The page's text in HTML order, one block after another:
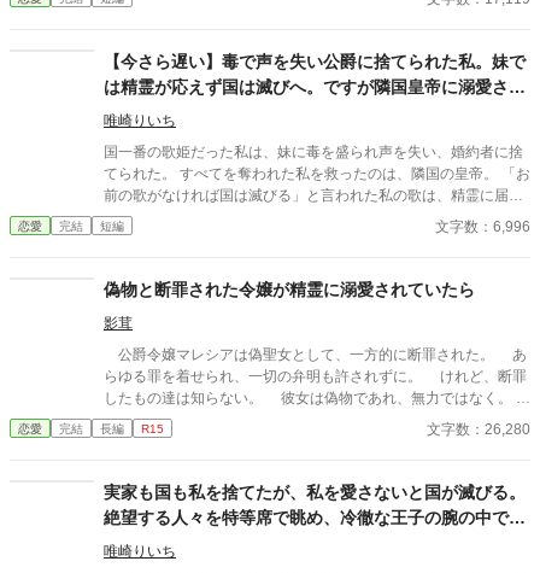
束してくれる。 クロエはその言葉を信じていましたが、実は二人
抗議するとあり得ない反論をされる。 「クロエとは婚約破棄して
聖女の地位を剥奪する！そして僕は愛するマリアと結婚して彼女
を聖女にする！」 「ガブリエル考え直してください。私が聖女を
辞めればこの国は大変なことになります！」 「僕を騙すつもり
か？」 「どういう事でしょう？」 「クロエには聖女の魔力なんて
最初から無い。マリアが言っていた。それにマリアのことを随分
といじめて嫌がらせをしているようだな」 「心から誓ってそんな
ことはしておりません！」 「黙れ！偽聖女が！」 クロエは婚約破
棄されて聖女の地位を剥奪されました。ところが二人に天罰が下
体を震わせるクロエは、急に頭痛がして倒れてしまう。 ――目覚
めたら一年前に戻っていた――
【今さら遅い】毒で声を失い公爵に捨てられた私。妹で
は精霊が応えず国は滅びへ。ですが隣国皇帝に溺愛され
る私に、今さら縋ってきても遅いです
唯崎りいち
国一番の歌姫だった私は、妹に毒を盛られ声を失い、婚約者に捨
てられた。 すべてを奪われた私を救ったのは、隣国の皇帝。 「お
前の歌がなければ国は滅びる」と言われた私の歌は、精霊に届
く“本物”の力を持っていて―― 一方、私を追放した国は偽物の歌
では加護を失い衰退。 今さら元婚約者が縋ってきても、もう遅
恋愛 完結 短編 文字数：6,996
偽物と断罪された令嬢が精霊に溺愛されていたら
影茸
公爵令嬢マレシアは偽聖女として、一方的に断罪された。 あ
らゆる罪を着せられ、一切の弁明も許されずに。 けれど、断罪
したもの達は知らない。 彼女は偽物であれ、無力ではなく。
──彼女こそ真の聖女と、多くのものが認めていたことを。 （書
きたいネタが出てきてしまったゆえの、衝動的短編です） （少し
恋愛 完結 長編 R15 文字数：26,280
実家も国も私を捨てたが、私を愛さないと国が滅びる。
絶望する人々を特等席で眺め、冷徹な王子の腕の中で思
考停止する。
唯崎りいち